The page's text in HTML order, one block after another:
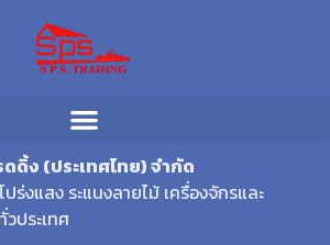
ดิ้ง (ประเทศไทย) จำกัด
ร่งแสง ระแนงลายไม้ เครื่องจักรและ
ประเทศ